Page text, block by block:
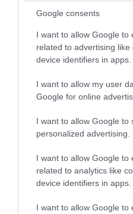
Google consents
I want to allow Google to
related to advertising
device identifiers in apps.
I want to allow my user
Google for online
I want to allow Google to
personalized advertising.
I want to allow Google to
related to analytics like
device identifiers in apps.
I want to allow Google to
04.08.2026 | 13:02
Η ανακοίνωση του
Πυροσβεστών για την
που γέλασε στη φωτιά